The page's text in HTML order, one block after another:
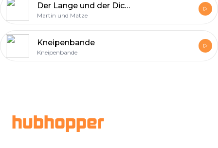
Der Lange und der Dicke
Martin und Matze
Kneipenbande
Kneipenbande
hubhopper